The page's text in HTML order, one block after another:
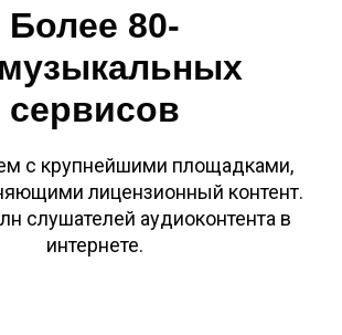
Более 80-
сервисов
с крупнейшими площадками,
лицензионный контент.
слушателей аудиоконтента в
интернете.